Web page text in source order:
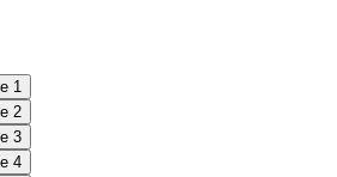
1
2
3
4